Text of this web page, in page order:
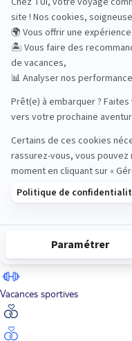
Road Trips
Safari
Sénior
Vacances sportives